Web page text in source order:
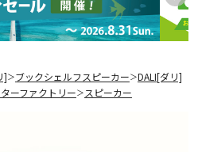
]＞ブックシェルフスピーカー＞DALI[ダリ]
ーファクトリー＞ スピーカー